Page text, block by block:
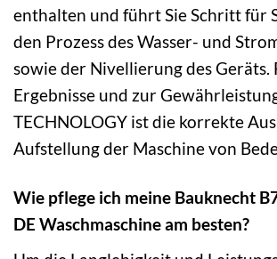
enthalten und führt Sie Schritt für
den Prozess des Wasser- und
sowie der Nivellierung des Geräts.
Ergebnisse und zur
TECHNOLOGY ist die korrekte
Aufstellung der Maschine von
Wie pflege ich meine Bauknecht
DE Waschmaschine am besten?